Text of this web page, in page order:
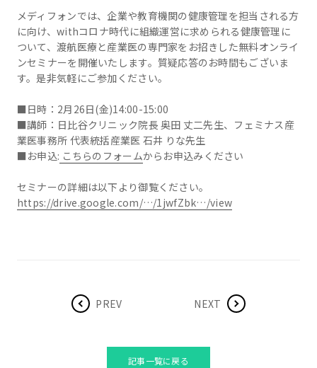
メディフォンでは、企業や教育機関の健康管理を担当される方
に向け、withコロナ時代に組織運営に求められる健康管理に
ついて、渡航医療と産業医の専門家をお招きした無料オンライ
ンセミナーを開催いたします。質疑応答のお時間もございま
す。是非気軽にご参加ください。
■日時：2月26日(金)14:00-15:00
■講師：日比谷クリニック院長 奥田 丈二先生、フェミナス産
業医事務所 代表統括産業医 石井 りな先生
■お申込: こちらのフォームからお申込みください
セミナーの詳細は以下より御覧ください。
https://drive.google.com/…/1jwfZbk…/view
PREV NEXT
記事一覧に戻る